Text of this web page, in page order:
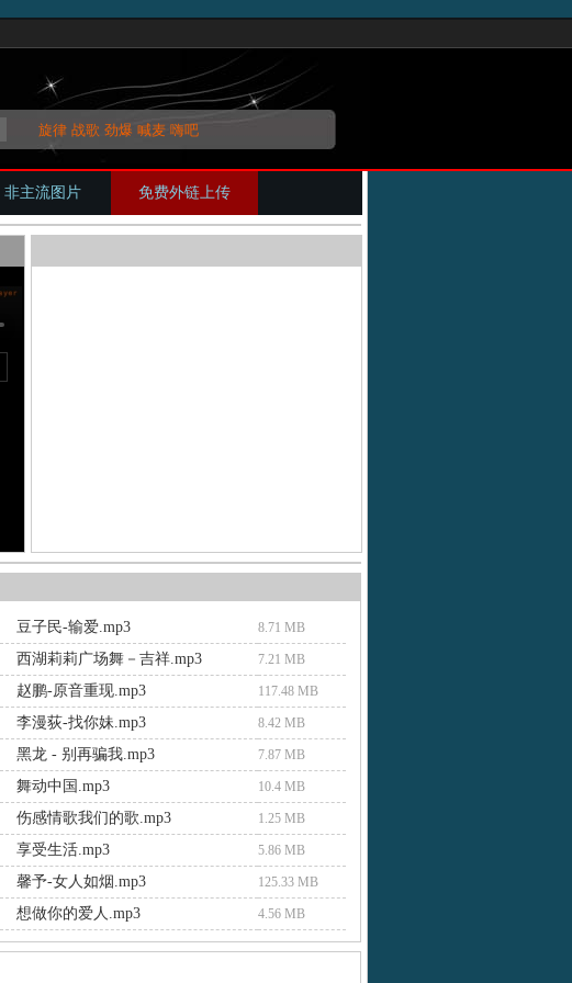
旋律 战歌 劲爆 喊麦 嗨吧
非主流图片 免费外链上传
豆子民-输爱.mp3 8.71 MB
西湖莉莉广场舞－吉祥.mp3 7.21 MB
赵鹏-原音重现.mp3 117.48 MB
李漫荻-找你妹.mp3 8.42 MB
黑龙 - 别再骗我.mp3 7.87 MB
舞动中国.mp3 10.4 MB
伤感情歌我们的歌.mp3 1.25 MB
享受生活.mp3 5.86 MB
馨予-女人如烟.mp3 125.33 MB
想做你的爱人.mp3 4.56 MB